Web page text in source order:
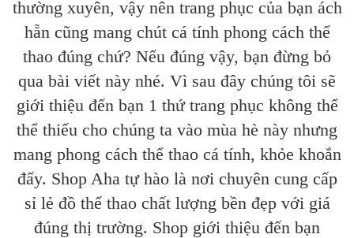
thường xuyên, vậy nên trang phục của bạn ách
hẵn cũng mang chút cá tính phong cách thể
thao đúng chứ? Nếu đúng vậy, bạn đừng bỏ
qua bài viết này nhé. Vì sau đây chúng tôi sẽ
giới thiệu đến bạn 1 thứ trang phục không thể
thể thiếu cho chúng ta vào mùa hè này nhưng
mang phong cách thể thao cá tính, khỏe khoắn
đấy. Shop Aha tự hào là nơi chuyên cung cấp
sỉ lẻ đồ thể thao chất lượng bền đẹp với giá
đúng thị trường. Shop giới thiệu đến bạn